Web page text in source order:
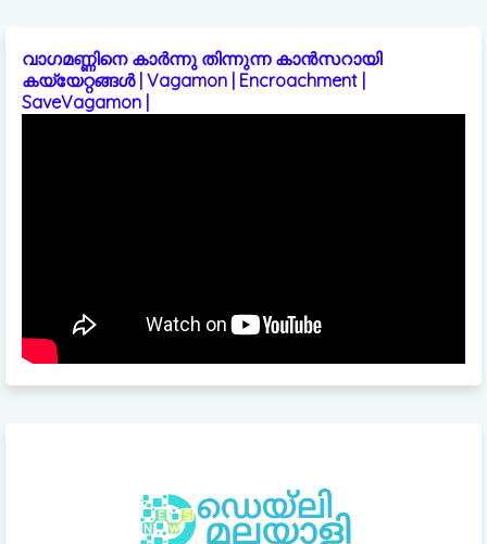
വാഗമണ്ണിനെ കാർന്നു തിന്നുന്ന കാൻസറായി
കയ്യേറ്റങ്ങൾ | Vagamon | Encroachment |
SaveVagamon |